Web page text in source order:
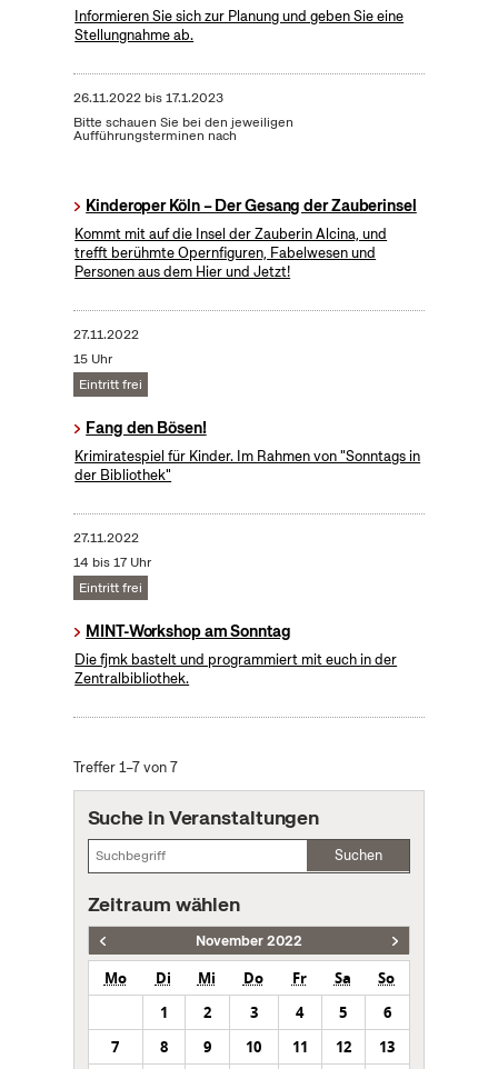
Informieren Sie sich zur Planung und geben Sie eine
Stellungnahme ab.
26.11.2022bis17.1.2023
Bitte schauen Sie bei den jeweiligen
Aufführungsterminen nach
Kinderoper Köln – Der Gesang der Zauberinsel
Kommt mit auf die Insel der Zauberin Alcina, und
trefft berühmte Opernfiguren, Fabelwesen und
Personen aus dem Hier und Jetzt!
27.11.2022
15 Uhr
Eintritt frei
Fang den Bösen!
Krimiratespiel für Kinder. Im Rahmen von "Sonntags in
der Bibliothek"
27.11.2022
14 bis 17 Uhr
Eintritt frei
MINT-Workshop am Sonntag
Die fjmk bastelt und programmiert mit euch in der
Zentralbibliothek.
Treffer 1–7 von 7
Suche in Veranstaltungen
Suchen
Zeitraum wählen
November 2022
Mo Di Mi Do Fr Sa
So
1
2 3 4 5
6
7
8 9 10 11 12
13